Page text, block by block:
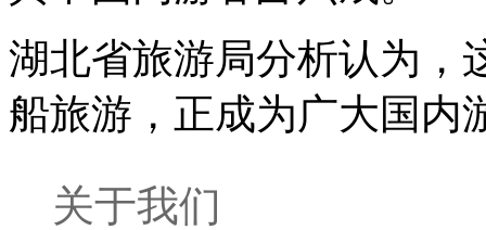
湖北省旅游局分析认为，
船旅游，正成为广大国内
关于我们